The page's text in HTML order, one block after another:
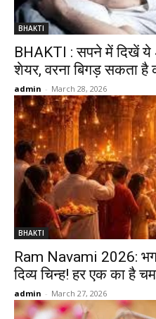
BHAKTI
BHAKTI : सपने में दिखें
शेयर, वरना बिगड़ सकता है
admin - March 28, 2026
BHAKTI
Ram Navami 2026:
दिव्य चिन्ह! हर एक का है
admin - March 27, 2026